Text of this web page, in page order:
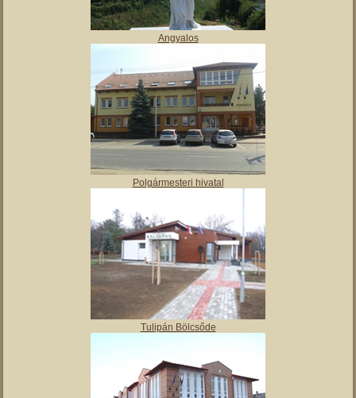
Angyalos
Polgármesteri hivatal
Tulipán Bölcsőde